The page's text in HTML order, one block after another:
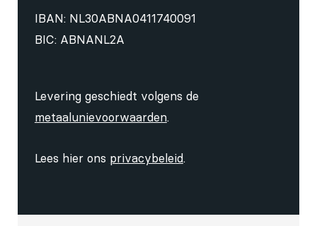
IBAN: NL30ABNA0411740091
BIC: ABNANL2A
Levering geschiedt volgens de
metaalunievoorwaarden.
Lees hier ons privacybeleid.